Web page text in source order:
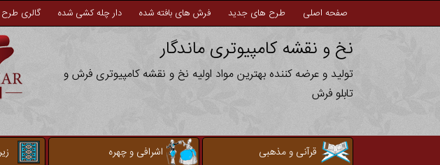
صفحه اصلی طرح های جدید فرش های بافته شده دار چله کشی شده گالری
نخ و نقشه کامپیوتری ماندگار
تولید و عرضه کننده بهترین مواد اولیه نخ و نقشه کامپیوتری فرش و
تابلو فرش
قرآنی و مذهبی اشرافی و چهره